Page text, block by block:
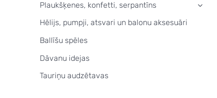
Plaukšķenes, konfetti, serpantīns
›
Hēlijs, pumpji, atsvari un balonu aksesuāri
Ballīšu spēles
Dāvanu idejas
Tauriņu audzētavas